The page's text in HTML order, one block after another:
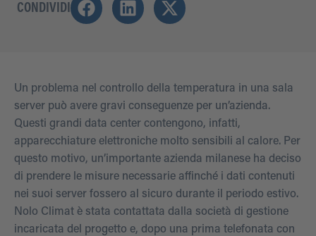
CONDIVIDI
Un problema nel controllo della temperatura in una sala
server può avere gravi conseguenze per un’azienda.
Questi grandi data center contengono, infatti,
apparecchiature elettroniche molto sensibili al calore. Per
questo motivo, un’importante azienda milanese ha deciso
di prendere le misure necessarie affinché i dati contenuti
nei suoi server fossero al sicuro durante il periodo estivo.
Nolo Climat è stata contattata dalla società di gestione
incaricata del progetto e, dopo una prima telefonata con